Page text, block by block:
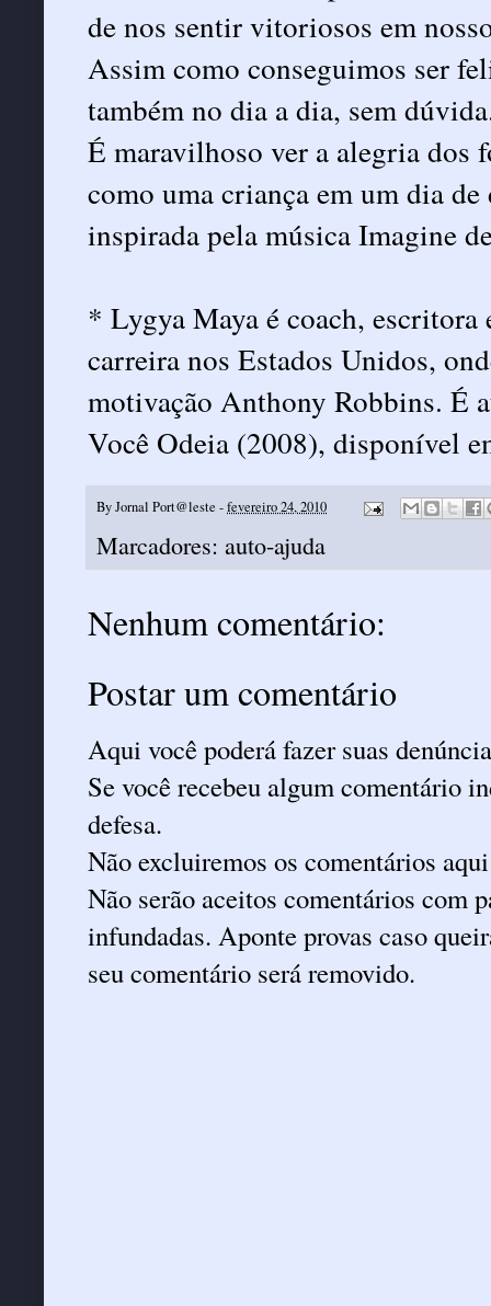
de nos sentir vitoriosos em
Assim como conseguimos ser
também no dia a dia, sem
É maravilhoso ver a alegria dos
como uma criança em um dia
inspirada pela música Imagine
* Lygya Maya é coach, escritora
carreira nos Estados Unidos,
motivação Anthony Robbins. É
Você Odeia (2008), disponível
ByJornal Port@leste -fevereiro 24, 2010
Marcadores: auto-ajuda
Nenhum comentário:
Postar um comentário
Aqui você poderá fazer suas
Se você recebeu algum comentário
defesa.
Não excluiremos os comentários
Não serão aceitos comentários com
infundadas. Aponte provas caso
seu comentário será removido.